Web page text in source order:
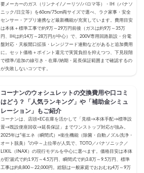
要メーカーのガス（リンナイ/ノーリツ/パロマ等）・IH（パナソ
ニック/日立等）を60cm/75cm両サイズで選べ、ラク家事・安全
センサー・アプリ連携など最新機能が充実しています。費用目安
は本体＋標準工事で約9万～29万円前後（ガスは約9万～35万
円、IHは約14万～28万円が中心）で、200V専用回路新設・分電
盤対応・天板開口拡張・レンジフード連動などがあると追加費用
に。セット価格＋ポイント還元で実質負担を抑えつつ、下見段階
で標準/追加の線引き・在庫/納期・延長保証範囲まで確認するの
が失敗しないコツです。
コーナンのウォシュレットの交換費用や口コミ
はどう？「人気ランキング」や「補助金シミュ
レーション」もご紹介
コーナンは、店頭×EC在庫を活かして「見積→本体手配→標準設
置→既設便座回収→延長保証」までワンストップ対応が強み。
2025年は“省エネ（瞬間式）×衛生機能（除菌・自動ノズル洗浄・
オート脱臭）”の中～上位帯が人気で、TOTO／パナソニック／
LIXIL（INAX）の現行モデルを中心に選べます。価格目安は本体
が貯湯式で約1.9万～4.5万円、瞬間式で約3.8万～9.5万円、標準
工事は約8,800～22,000円。総額は一般家庭でおおむね4万～9万